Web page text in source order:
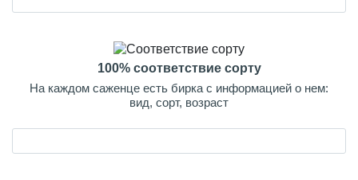
100% соответствие сорту
На каждом саженце есть бирка с информацией о нем:
вид, сорт, возраст